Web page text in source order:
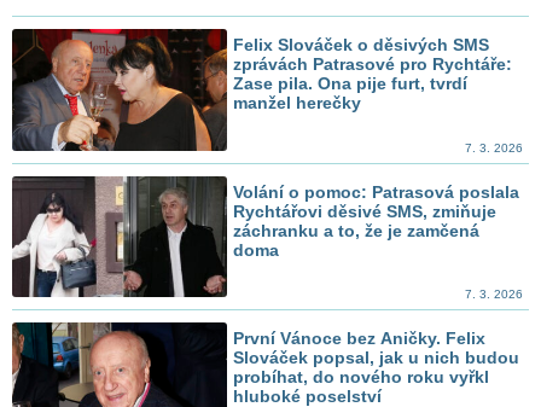
Felix Slováček o děsivých SMS
zprávách Patrasové pro Rychtáře:
Zase pila. Ona pije furt, tvrdí
manžel herečky
7. 3. 2026
Volání o pomoc: Patrasová poslala
Rychtářovi děsivé SMS, zmiňuje
záchranku a to, že je zamčená
doma
7. 3. 2026
První Vánoce bez Aničky. Felix
Slováček popsal, jak u nich budou
probíhat, do nového roku vyřkl
hluboké poselství